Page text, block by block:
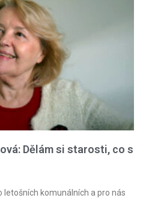
Dělám si starosti, co s
letošních komunálních a pro nás